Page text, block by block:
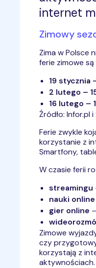
internet
Zimowy
Zima w Polsce
ferie zimowe
19 stycznia
2 lutego –
16 lutego –
Źródło: Infor.pl
Ferie zwykle
korzystanie z
Smartfony,
W czasie ferii
streamingu
nauki online
gier online
Zimowe
czy
korzystają z
aktywnościach.